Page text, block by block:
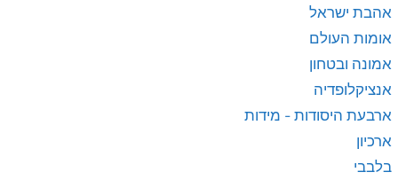
אהבת ישראל
אומות העולם
אמונה ובטחון
אנציקלופדיה
ארבעת היסודות - מידות
ארכיון
בלבבי